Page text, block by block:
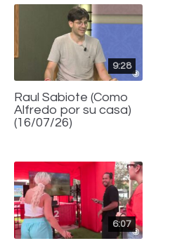
9:28
Raul Sabiote (Como
Alfredo por su casa)
(16/07/26)
6:07